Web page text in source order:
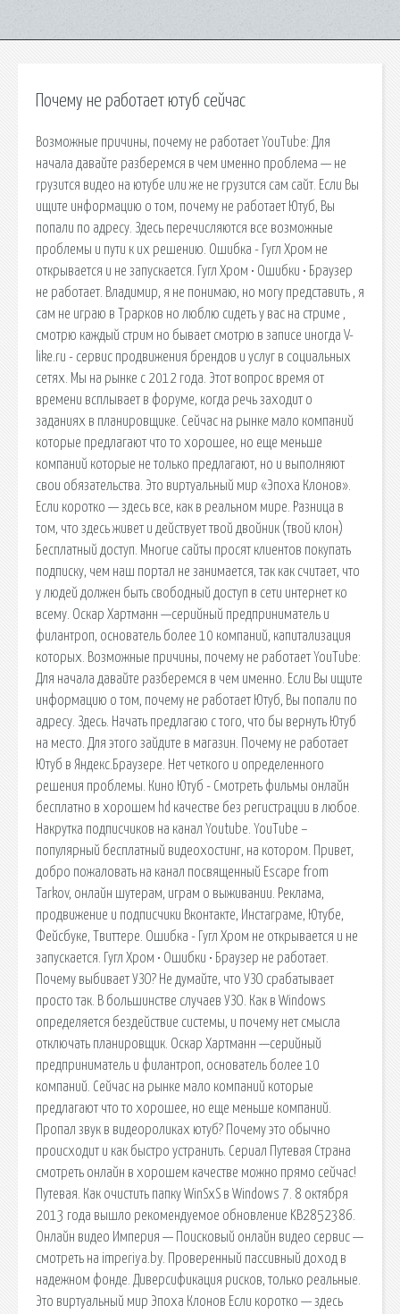
Почему не работает ютуб сейчас
Возможные причины, почему не работает YouTube: Для
начала давайте разберемся в чем именно проблема — не
грузится видео на ютубе или же не грузится сам сайт. Если Вы
ищите информацию о том, почему не работает Ютуб, Вы
попали по адресу. Здесь перечисляются все возможные
проблемы и пути к их решению. Ошибка - Гугл Хром не
открывается и не запускается. Гугл Хром • Ошибки • Браузер
не работает. Владимир, я не понимаю, но могу представить , я
сам не играю в Трарков но люблю сидеть у вас на стриме ,
смотрю каждый стрим но бывает смотрю в записе иногда V-
like.ru - сервис продвижения брендов и услуг в социальных
сетях. Мы на рынке с 2012 года. Этот вопрос время от
времени всплывает в форуме, когда речь заходит о
заданиях в планировщике. Сейчас на рынке мало компаний
которые предлагают что то хорошее, но еще меньше
компаний которые не только предлагают, но и выполняют
свои обязательства. Это виртуальный мир «Эпоха Клонов».
Если коротко — здесь все, как в реальном мире. Разница в
том, что здесь живет и действует твой двойник (твой клон)
Бесплатный доступ. Многие сайты просят клиентов покупать
подписку, чем наш портал не занимается, так как считает, что
у людей должен быть свободный доступ в сети интернет ко
всему. Оскар Хартманн —серийный предприниматель и
филантроп, основатель более 10 компаний, капитализация
которых. Возможные причины, почему не работает YouTube:
Для начала давайте разберемся в чем именно. Если Вы ищите
информацию о том, почему не работает Ютуб, Вы попали по
адресу. Здесь. Начать предлагаю с того, что бы вернуть Ютуб
на место. Для этого зайдите в магазин. Почему не работает
Ютуб в Яндекс.Браузере. Нет четкого и определенного
решения проблемы. Кино Ютуб - Смотреть фильмы онлайн
бесплатно в хорошем hd качестве без регистрации в любое.
Накрутка подписчиков на канал Youtube. YouTube –
популярный бесплатный видеохостинг, на котором. Привет,
добро пожаловать на канал посвященный Escape from
Tarkov, онлайн шутерам, играм о выживании. Реклама,
продвижение и подписчики Вконтакте, Инстаграме, Ютубе,
Фейсбуке, Твиттере. Ошибка - Гугл Хром не открывается и не
запускается. Гугл Хром • Ошибки • Браузер не работает.
Почему выбивает УЗО? Не думайте, что УЗО срабатывает
просто так. В большинстве случаев УЗО. Как в Windows
определяется бездействие системы, и почему нет смысла
отключать планировщик. Оскар Хартманн —серийный
предприниматель и филантроп, основатель более 10
компаний. Сейчас на рынке мало компаний которые
предлагают что то хорошее, но еще меньше компаний.
Пропал звук в видеороликах ютуб? Почему это обычно
происходит и как быстро устранить. Сериал Путевая Страна
смотреть онлайн в хорошем качестве можно прямо сейчас!
Путевая. Как очистить папку WinSxS в Windows 7. 8 октября
2013 года вышло рекомендуемое обновление KB2852386.
Онлайн видео Империя — Поисковый онлайн видео сервис —
смотреть на imperiya.by. Проверенный пассивный доход в
надежном фонде. Диверсификация рисков, только реальные.
Это виртуальный мир Эпоха Клонов Если коротко — здесь